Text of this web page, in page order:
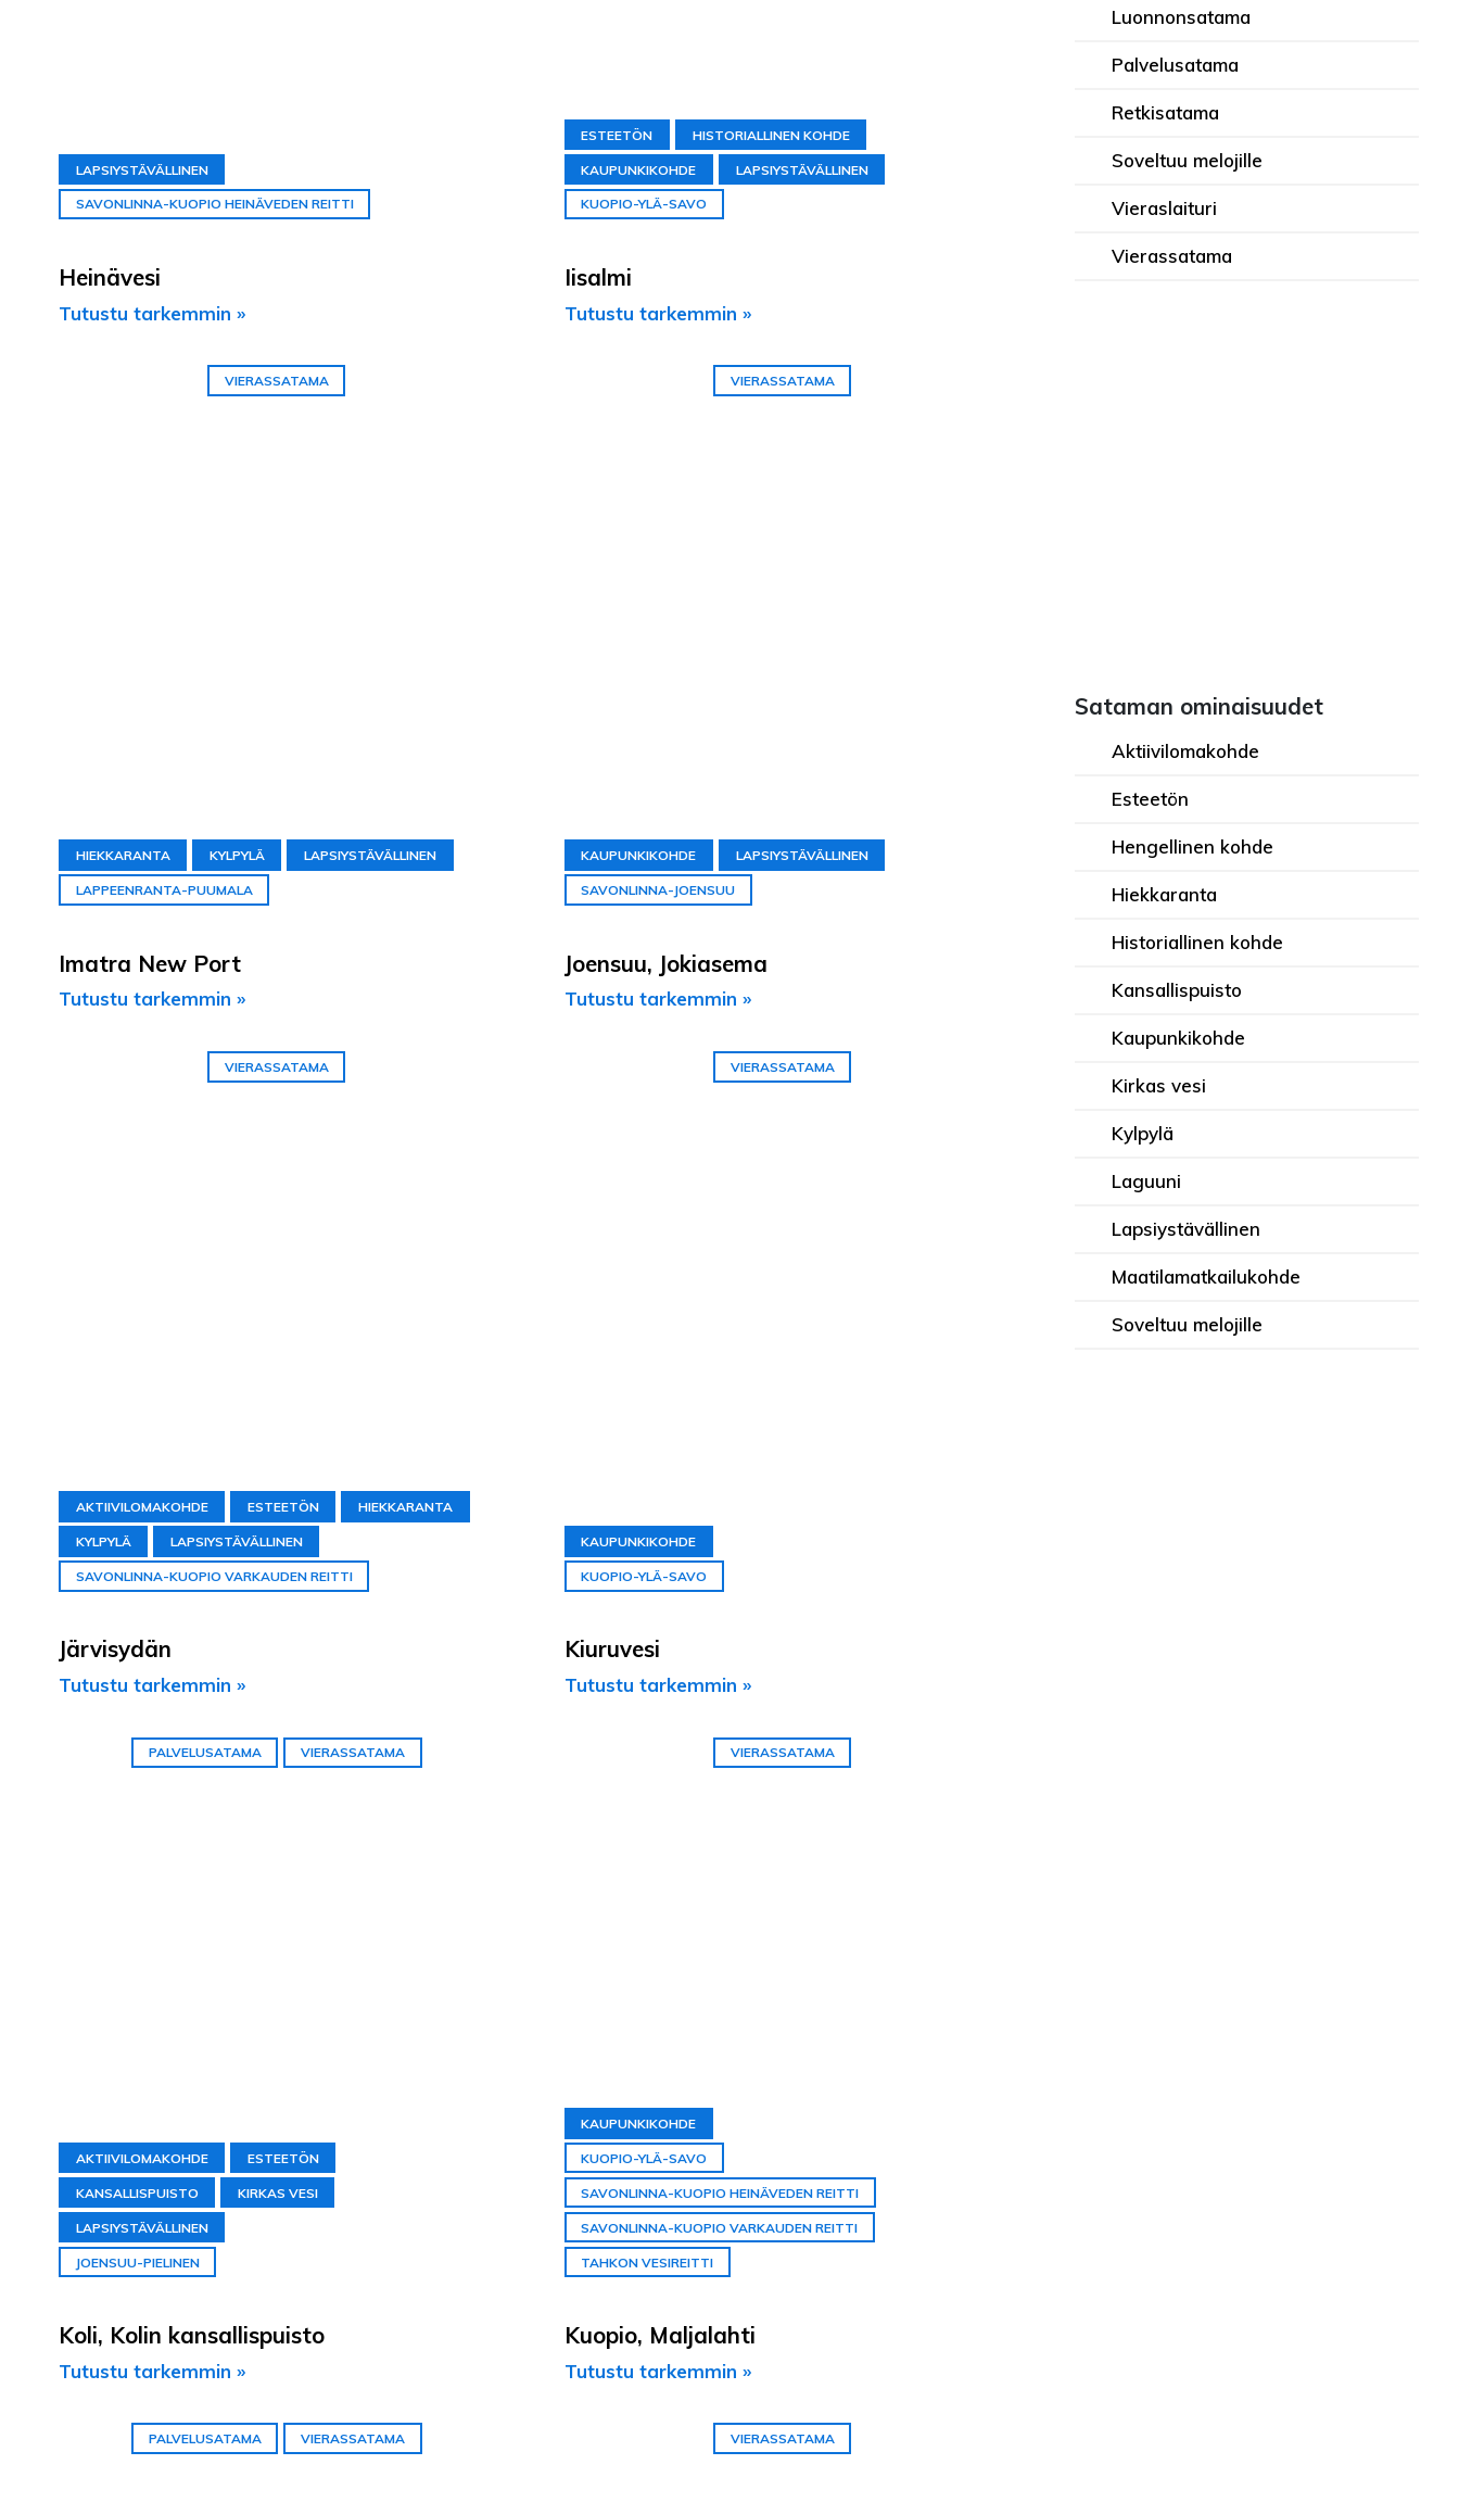
LAPSIYSTÄVÄLLINEN
SAVONLINNA-KUOPIO HEINÄVEDEN REITTI
Heinävesi
Tutustu tarkemmin »
ESTEETÖN HISTORIALLINEN KOHDE
KAUPUNKIKOHDE LAPSIYSTÄVÄLLINEN
KUOPIO-YLÄ-SAVO
Iisalmi
Tutustu tarkemmin »
VIERASSATAMA
HIEKKARANTA KYLPYLÄ LAPSIYSTÄVÄLLINEN
LAPPEENRANTA-PUUMALA
Imatra New Port
Tutustu tarkemmin »
VIERASSATAMA
KAUPUNKIKOHDE LAPSIYSTÄVÄLLINEN
SAVONLINNA-JOENSUU
Joensuu, Jokiasema
Tutustu tarkemmin »
VIERASSATAMA
AKTIIVILOMAKOHDE ESTEETÖN HIEKKARANTA
KYLPYLÄ LAPSIYSTÄVÄLLINEN
SAVONLINNA-KUOPIO VARKAUDEN REITTI
Järvisydän
Tutustu tarkemmin »
VIERASSATAMA
KAUPUNKIKOHDE
KUOPIO-YLÄ-SAVO
Kiuruvesi
Tutustu tarkemmin »
PALVELUSATAMA VIERASSATAMA
AKTIIVILOMAKOHDE ESTEETÖN
KANSALLISPUISTO KIRKAS VESI
LAPSIYSTÄVÄLLINEN
JOENSUU-PIELINEN
Koli, Kolin kansallispuisto
Tutustu tarkemmin »
VIERASSATAMA
KAUPUNKIKOHDE
KUOPIO-YLÄ-SAVO
SAVONLINNA-KUOPIO HEINÄVEDEN REITTI
SAVONLINNA-KUOPIO VARKAUDEN REITTI
TAHKON VESIREITTI
Kuopio, Maljalahti
Tutustu tarkemmin »
PALVELUSATAMA VIERASSATAMA VIERASSATAMA
Luonnonsatama
Palvelusatama
Retkisatama
Soveltuu melojille
Vieraslaituri
Vierassatama
Sataman ominaisuudet
Aktiivilomakohde
Esteetön
Hengellinen kohde
Hiekkaranta
Historiallinen kohde
Kansallispuisto
Kaupunkikohde
Kirkas vesi
Kylpylä
Laguuni
Lapsiystävällinen
Maatilamatkailukohde
Soveltuu melojille